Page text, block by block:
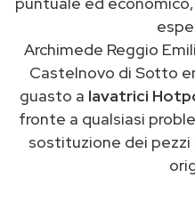
Archimede Reggio
Castelnovo di Sotto
guasto a lavatrici
fronte a qualsiasi
sostituzione dei